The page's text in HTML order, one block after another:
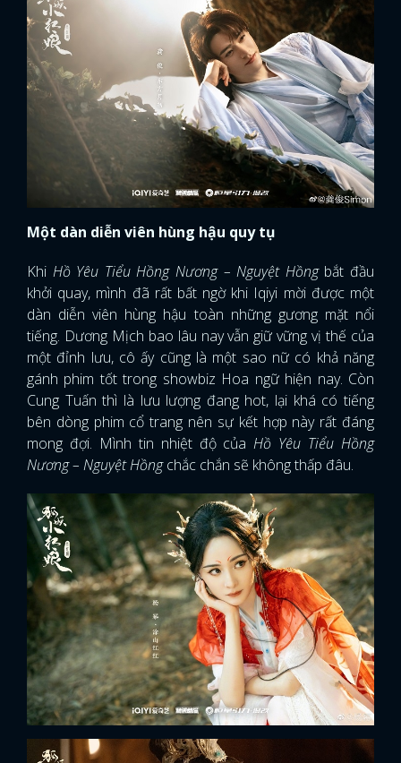
Một dàn diễn viên hùng hậu quy tụ
Khi Hồ Yêu Tiểu Hồng Nương – Nguyệt Hồngbắt đầu
khởi quay, mình đã rất bất ngờ khi Iqiyi mời được một
dàn diễn viên hùng hậu toàn những gương mặt nổi
tiếng. Dương Mịch bao lâu nay vẫn giữ vững vị thế của
một đỉnh lưu, cô ấy cũng là một sao nữ có khả năng
gánh phim tốt trong showbiz Hoa ngữ hiện nay. Còn
Cung Tuấn thì là lưu lượng đang hot, lại khá có tiếng
bên dòng phim cổ trang nên sự kết hợp này rất đáng
mong đợi. Mình tin nhiệt độ củaHồ Yêu Tiểu Hồng
Nương – Nguyệt Hồngchắc chắn sẽ không thấp đâu.